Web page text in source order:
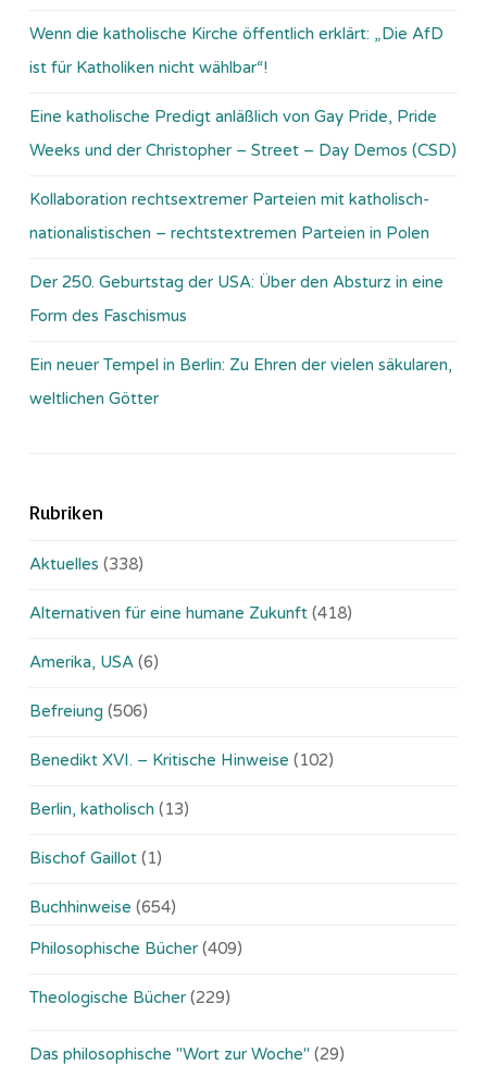
Wenn die katholische Kirche öffentlich erklärt: „Die AfD
ist für Katholiken nicht wählbar“!
Eine katholische Predigt anläßlich von Gay Pride, Pride
Weeks und der Christopher – Street – Day Demos (CSD)
Kollaboration rechtsextremer Parteien mit katholisch-
nationalistischen – rechtstextremen Parteien in Polen
Der 250. Geburtstag der USA: Über den Absturz in eine
Form des Faschismus
Ein neuer Tempel in Berlin: Zu Ehren der vielen säkularen,
weltlichen Götter
Rubriken
Aktuelles (338)
Alternativen für eine humane Zukunft (418)
Amerika, USA (6)
Befreiung (506)
Benedikt XVI. – Kritische Hinweise (102)
Berlin, katholisch (13)
Bischof Gaillot (1)
Buchhinweise (654)
Philosophische Bücher (409)
Theologische Bücher (229)
Das philosophische "Wort zur Woche" (29)